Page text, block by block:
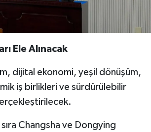
Ele Alınacak
dijital ekonomi, yeşil dönüşüm,
iş birlikleri ve sürdürülebilir
sıra Changsha ve Dongying